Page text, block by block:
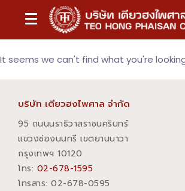
It seems we can't find what you're
บริษัท เตียวฮงไพศาล จำกัด
95 ถนนนราธิวาสราชนครินทร์
แขวงช่องนนทรี เขตยานนาวา
กรุงเทพฯ 10120
โทร: 02-678-1595
โทรสาร:​ 02-678-0595